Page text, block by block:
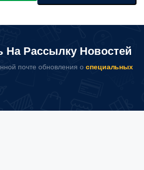
На Рассылку Новостей
почте обновления о специальных